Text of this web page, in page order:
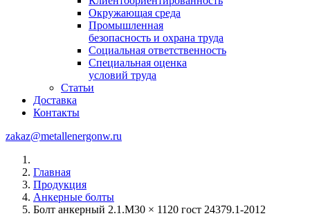
Окружающая среда
Промышленная
безопасность и охрана труда
Социальная ответственность
Специальная оценка
условий труда
Статьи
Доставка
Контакты
zakaz@metallenergonw.ru
Главная
Продукция
Анкерные болты
Болт анкерный 2.1.М30 × 1120 гост 24379.1-2012